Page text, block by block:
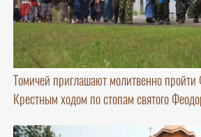
Томичей приглашают молитвенно
Крестным ходом по стопам святого